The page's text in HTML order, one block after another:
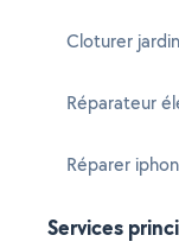
Cloturer
Réparateur
Réparer
Services